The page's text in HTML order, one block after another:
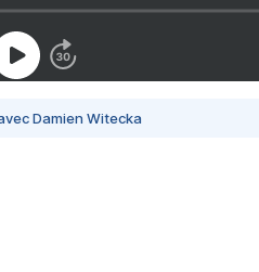
Damien Witecka